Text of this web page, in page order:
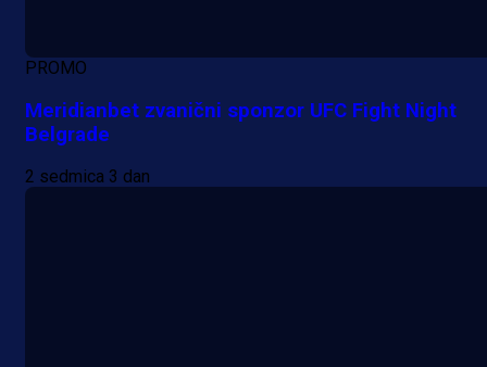
PROMO
Meridianbet zvanični sponzor UFC Fight Night
Belgrade
2 sedmica 3 dan